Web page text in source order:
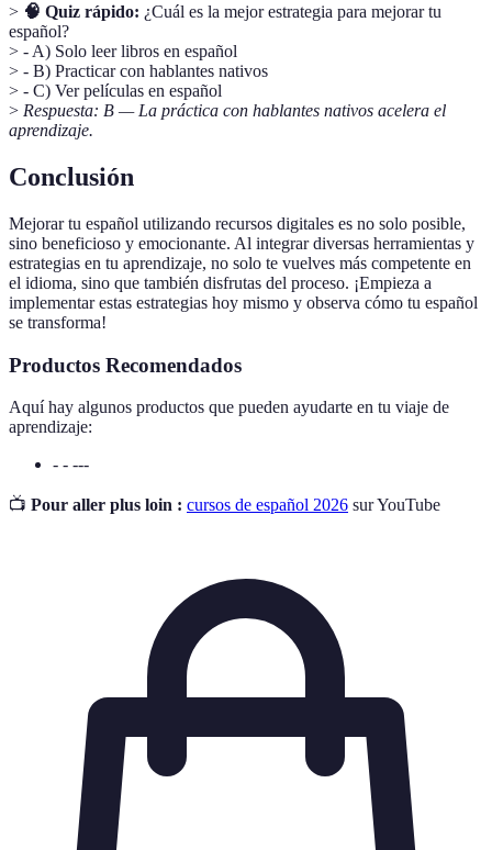
> 🧠 Quiz rápido: ¿Cuál es la mejor estrategia para mejorar tu
español?
> - A) Solo leer libros en español
> - B) Practicar con hablantes nativos
> - C) Ver películas en español
> Respuesta: B — La práctica con hablantes nativos acelera el
aprendizaje.
Conclusión
Mejorar tu español utilizando recursos digitales es no solo posible,
sino beneficioso y emocionante. Al integrar diversas herramientas y
estrategias en tu aprendizaje, no solo te vuelves más competente en
el idioma, sino que también disfrutas del proceso. ¡Empieza a
implementar estas estrategias hoy mismo y observa cómo tu español
se transforma!
Productos Recomendados
Aquí hay algunos productos que pueden ayudarte en tu viaje de
aprendizaje:
- - ---
📺 Pour aller plus loin : cursos de español 2026 sur YouTube